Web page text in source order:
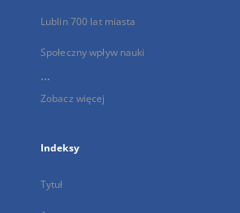
Lublin 700 lat miasta
Społeczny wpływ nauki
...
Zobacz więcej
Indeksy
Tytuł